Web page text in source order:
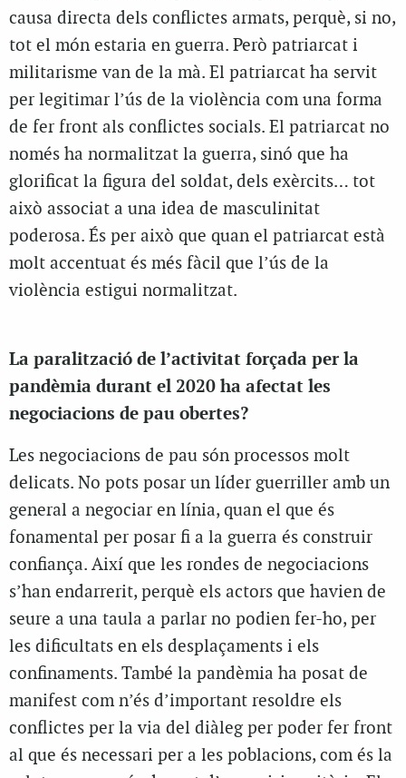
causa directa dels conflictes armats, perquè, si no,
tot el món estaria en guerra. Però patriarcat i
militarisme van de la mà. El patriarcat ha servit
per legitimar l’ús de la violència com una forma
de fer front als conflictes socials. El patriarcat no
només ha normalitzat la guerra, sinó que ha
glorificat la figura del soldat, dels exèrcits… tot
això associat a una idea de masculinitat
poderosa. És per això que quan el patriarcat està
molt accentuat és més fàcil que l’ús de la
violència estigui normalitzat.
La paralització de l’activitat forçada per la
pandèmia durant el 2020 ha afectat les
negociacions de pau obertes?
Les negociacions de pau són processos molt
delicats. No pots posar un líder guerriller amb un
general a negociar en línia, quan el que és
fonamental per posar fi a la guerra és construir
confiança. Així que les rondes de negociacions
s’han endarrerit, perquè els actors que havien de
seure a una taula a parlar no podien fer-ho, per
les dificultats en els desplaçaments i els
confinaments. També la pandèmia ha posat de
manifest com n’és d’important resoldre els
conflictes per la via del diàleg per poder fer front
al que és necessari per a les poblacions, com és la